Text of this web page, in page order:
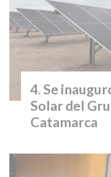
Se
Solar del
Catamarca